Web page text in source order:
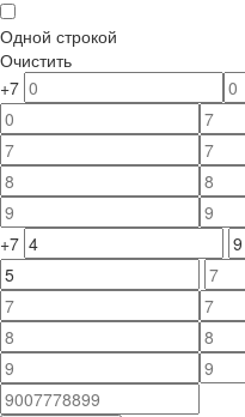
Одной строкой
Очистить
+7
+7